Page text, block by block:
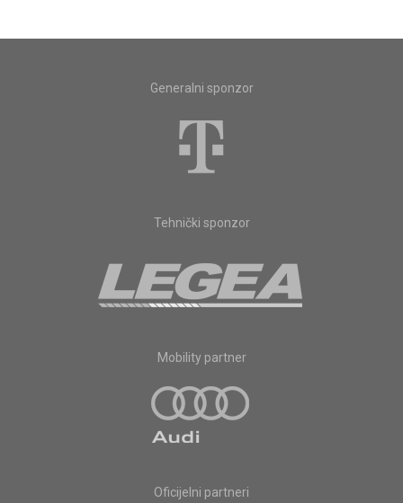
Generalni sponzor
Tehnički sponzor
Mobility partner
Oficijelni partneri